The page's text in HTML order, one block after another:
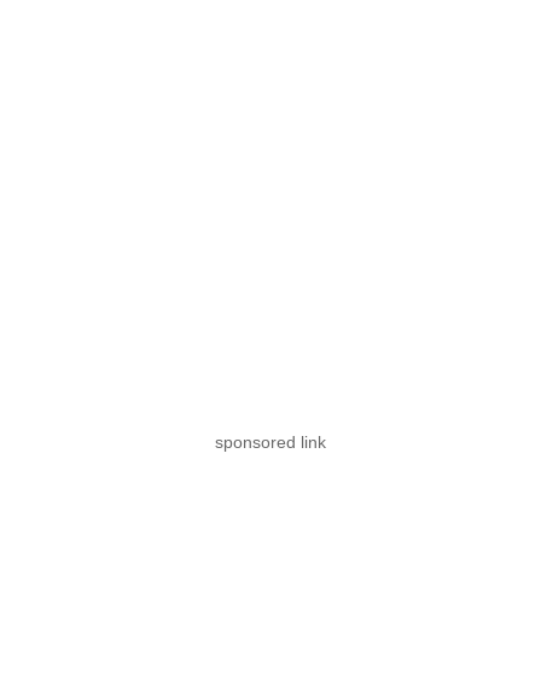
sponsored link